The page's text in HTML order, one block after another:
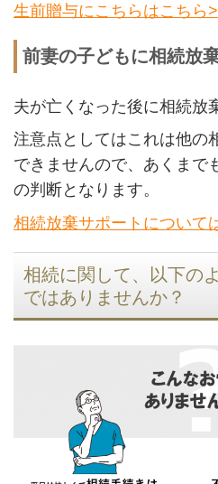
生前贈与にこちらはこち
前妻の子どもに相続放
夫が亡くなった後に相続放
注意点としてはこれは他の
できませんので、あくまで
の判断となります。
相続放棄サポートについて
相続に関して、以下の
ではありませんか？